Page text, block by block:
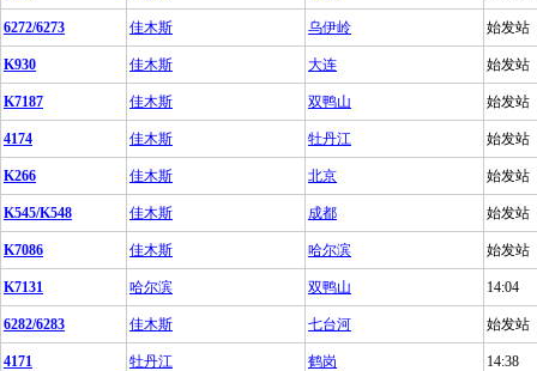
6272/6273 佳木斯 乌伊岭 始发站
K930 佳木斯 大连 始发站
K7187 佳木斯 双鸭山 始发站
4174 佳木斯 牡丹江 始发站
K266 佳木斯 北京 始发站
K545/K548 佳木斯 成都 始发站
K7086 佳木斯 哈尔滨 始发站
K7131 哈尔滨 双鸭山 14:04
6282/6283 佳木斯 七台河 始发站
4171 牡丹江 鹤岗 14:38